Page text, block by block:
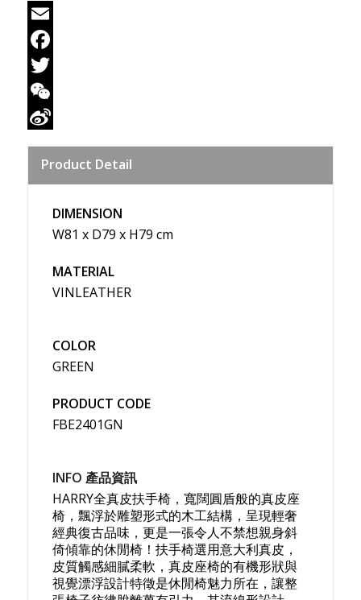
Email
Facebook
Twitter
WeChat
Weibo
Product Detail
DIMENSION
W81 x D79 x H79 cm
MATERIAL
VINLEATHER
COLOR
GREEN
PRODUCT CODE
FBE2401GN
INFO 產品資訊
HARRY全真皮扶手椅，寬闊圓盾般的真皮座
椅，飄浮於雕塑形式的木工結構，呈現輕奢
經典復古品味，更是一張令人不禁想親身斜
倚傾靠的休閒椅！扶手椅選用意大利真皮，
皮質觸感細膩柔軟，真皮座椅的有機形狀與
視覺漂浮設計特徵是休閒椅魅力所在，讓整